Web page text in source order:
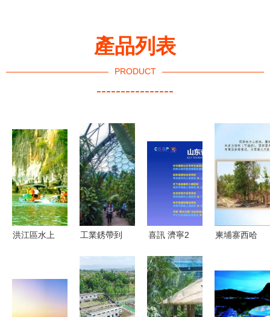
產品列表
PRODUCT
----------------
洪江區水上
水文旅新名
工業銹帶到
工廠與廢棄
地如何變身
網紅打卡點
喜訊 濟寧2
項目在儒商
大會2018
精品旅游產
柬埔寨西哈
頃旅游地產
開發項目推
薦